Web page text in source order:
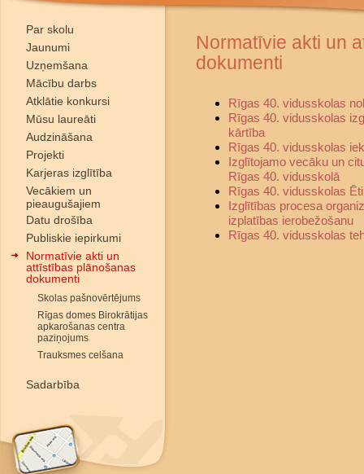
Par skolu
Jaunumi
Uzņemšana
Mācību darbs
Atklātie konkursi
Mūsu laureāti
Audzināšana
Projekti
Karjeras izglītība
Vecākiem un
pieaugušajiem
Datu drošība
Publiskie iepirkumi
Normatīvie akti un
attīstības plānošanas
dokumenti
Skolas pašnovērtējums
Rīgas domes Birokrātijas
apkarošanas centra
paziņojums
Trauksmes celšana
Sadarbība
Normatīvie akti un
dokumenti
Rīgas 40. vidusskolas
Rīgas 40. vidusskolas
kārtība
Rīgas 40. vidusskolas
Izglītojamo vecāku un
Rīgas 40. vidusskolā
Rīgas 40. vidusskolas
Izglītības procesa
izplatības ierobežošanu
Rīgas 40. vidusskolas